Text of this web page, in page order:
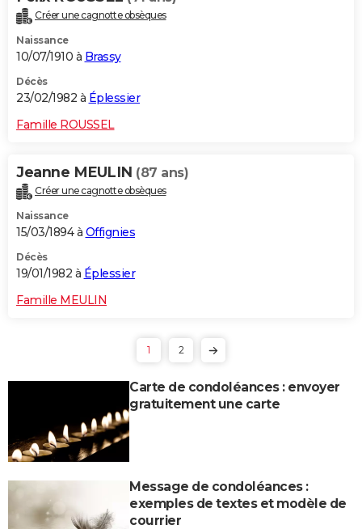
Créer une cagnotte obsèques
Naissance
10/07/1910 à Brassy
Décès
23/02/1982 à Éplessier
Famille ROUSSEL
Jeanne MEULIN (87 ans)
Créer une cagnotte obsèques
Naissance
15/03/1894 à Offignies
Décès
19/01/1982 à Éplessier
Famille MEULIN
1 2
Carte de condoléances : envoyer
gratuitement une carte
Message de condoléances :
exemples de textes et modèle de
courrier